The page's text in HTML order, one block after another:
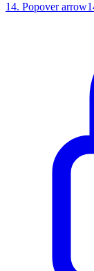
14. Popover arrow